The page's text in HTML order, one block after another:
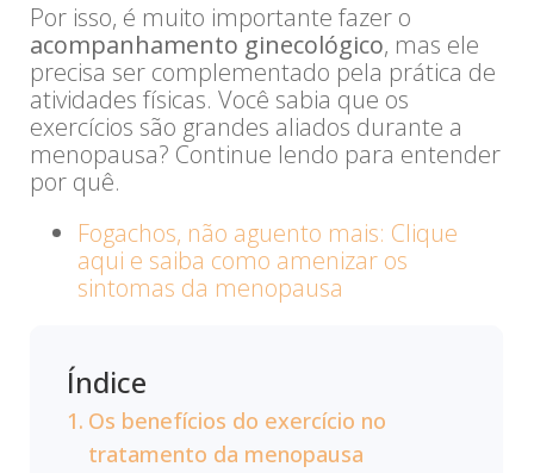
Por isso, é muito importante fazer o
acompanhamento ginecológico, mas ele
precisa ser complementado pela prática de
atividades físicas. Você sabia que os
exercícios são grandes aliados durante a
menopausa? Continue lendo para entender
por quê.
Fogachos, não aguento mais: Clique
aqui e saiba como amenizar os
sintomas da menopausa
Índice
Os benefícios do exercício no
tratamento da menopausa